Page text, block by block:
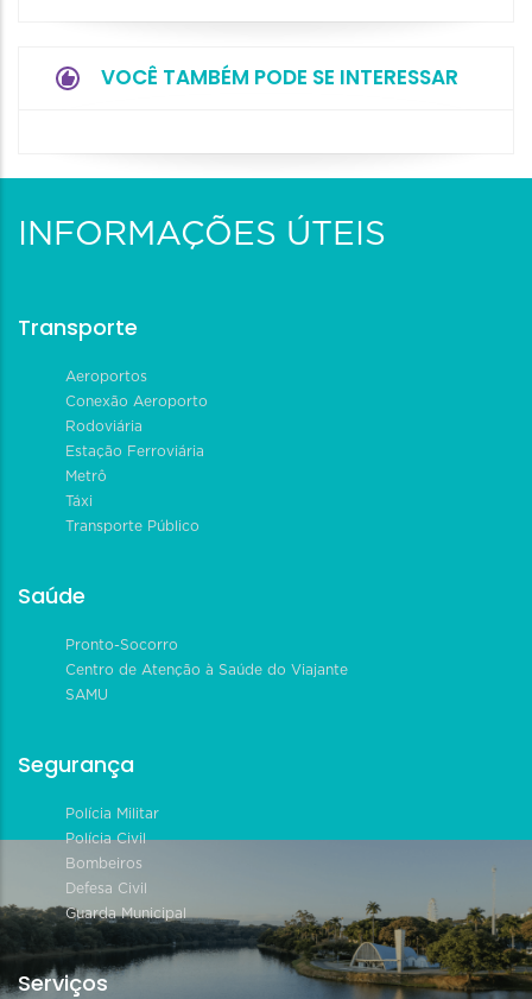
VOCÊ TAMBÉM PODE SE INTERESSAR
INFORMAÇÕES ÚTEIS
Transporte
Aeroportos
Conexão Aeroporto
Rodoviária
Estação Ferroviária
Metrô
Táxi
Transporte Público
Saúde
Pronto-Socorro
Centro de Atenção à Saúde do Viajante
SAMU
Segurança
Polícia Militar
Polícia Civil
Bombeiros
Defesa Civil
Guarda Municipal
Serviços